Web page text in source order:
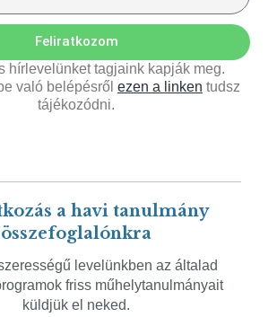
Feliratkozom
hírlevelünket tagjaink kapják meg.
való belépésről ezen a linken tudsz
tájékozódni.
a havi tanulmány
összefoglalónkra
levelünkben az általad
friss műhelytanulmányait
küldjük el neked.